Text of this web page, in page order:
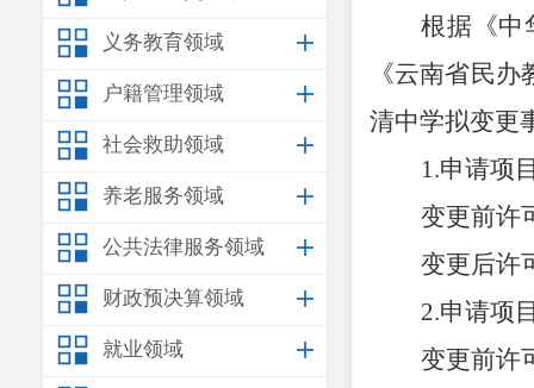
义务教育领域
户籍管理领域
社会救助领域
养老服务领域
公共法律服务领域
财政预决算领域
就业领域
根据《中
《云南省民
清中学拟变更
1.申请项
变更前许
变更后许
2.申请项
变更前许